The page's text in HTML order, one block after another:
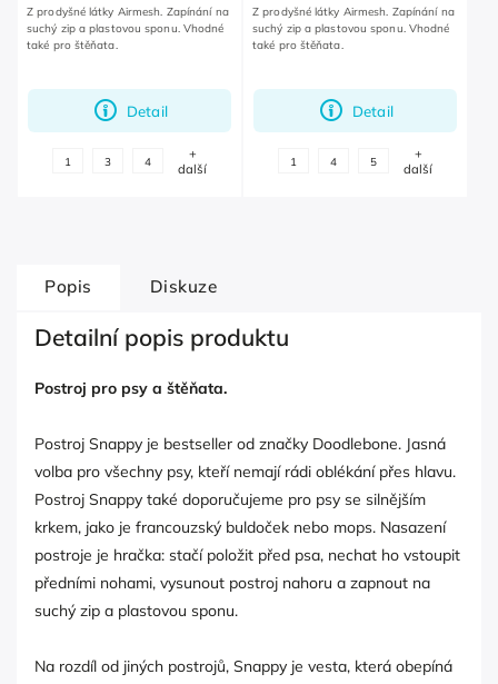
Detail
Z prodyšné látky Airmesh. Zapínání na
suchý zip a plastovou sponu. Vhodné
také pro štěňata.
1 3 4
+
další
Detail
Z prodyšné látky Airmesh. Zapínání na
suchý zip a plastovou sponu. Vhodné
také pro štěňata.
1 4 5
+
další
Popis Diskuze
Detailní popis produktu
Postroj pro psy a štěňata.
Postroj Snappy je bestseller od značky Doodlebone. Jasná
volba pro všechny psy, kteří nemají rádi oblékání přes hlavu.
Postroj Snappy také doporučujeme pro psy se silnějším
krkem, jako je francouzský buldoček nebo mops. Nasazení
postroje je hračka: stačí položit před psa, nechat ho vstoupit
předními nohami, vysunout postroj nahoru a zapnout na
suchý zip a plastovou sponu.
Na rozdíl od jiných postrojů, Snappy je vesta, která obepíná